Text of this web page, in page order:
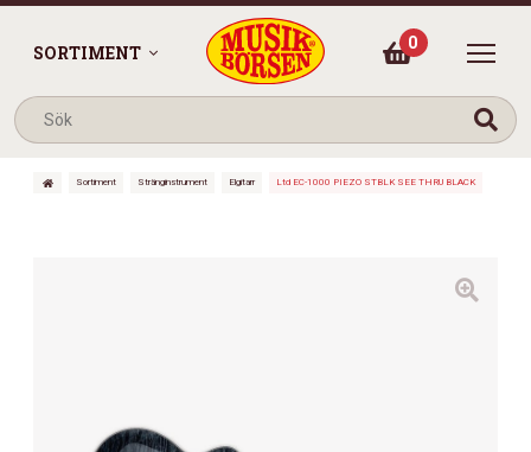
SORTIMENT 0
Sortiment Stränginstrument Elgitarr Ltd EC-1000 PIEZO STBLK SEE THRU BLACK